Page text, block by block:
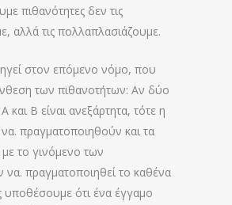
πιθανότητες δεν τις
αλλά τις πολλαπλασιάζουμε.
στον επόμενο νόμο, που
των πιθανοτήτων: Αν δύο
και Β είναι ανεξάρτητα, τότε η
πραγματοποιηθούν και τα
το γινόμενο των
να. πραγματοποιηθεί το καθένα
υποθέσουμε ότι ένα έγγαμο